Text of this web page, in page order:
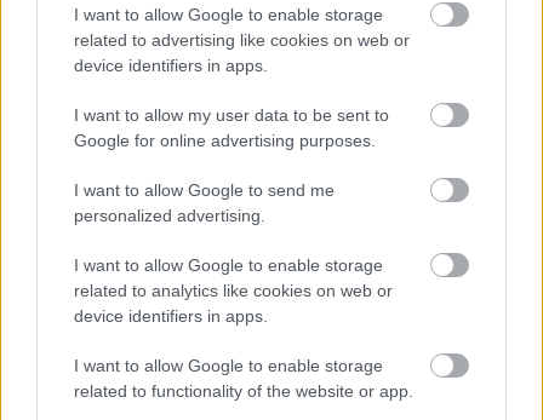
I want to allow Google to enable storage
related to advertising like cookies on web or
device identifiers in apps.
I want to allow my user data to be sent to
Google for online advertising purposes.
I want to allow Google to send me
personalized advertising.
I want to allow Google to enable storage
related to analytics like cookies on web or
device identifiers in apps.
I want to allow Google to enable storage
related to functionality of the website or app.